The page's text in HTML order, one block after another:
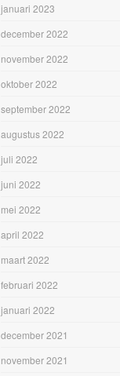
januari 2023
december 2022
november 2022
oktober 2022
september 2022
augustus 2022
juli 2022
juni 2022
mei 2022
april 2022
maart 2022
februari 2022
januari 2022
december 2021
november 2021